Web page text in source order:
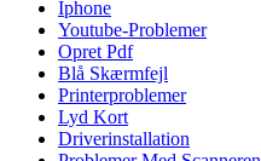
Iphone
Youtube-Problemer
Opret Pdf
Blå Skærmfejl
Printerproblemer
Lyd Kort
Driverinstallation